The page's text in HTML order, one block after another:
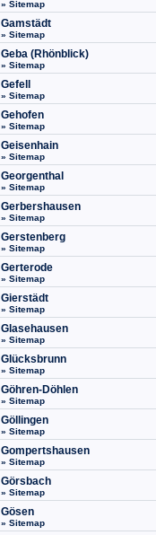
» Sitemap
Gamstädt
» Sitemap
Geba (Rhönblick)
» Sitemap
Gefell
» Sitemap
Gehofen
» Sitemap
Geisenhain
» Sitemap
Georgenthal
» Sitemap
Gerbershausen
» Sitemap
Gerstenberg
» Sitemap
Gerterode
» Sitemap
Gierstädt
» Sitemap
Glasehausen
» Sitemap
Glücksbrunn
» Sitemap
Göhren-Döhlen
» Sitemap
Göllingen
» Sitemap
Gompertshausen
» Sitemap
Görsbach
» Sitemap
Gösen
» Sitemap